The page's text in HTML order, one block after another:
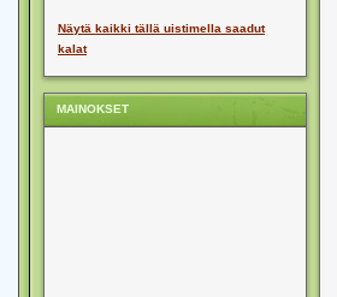
Näytä kaikki tällä uistimella saadut
kalat
MAINOKSET